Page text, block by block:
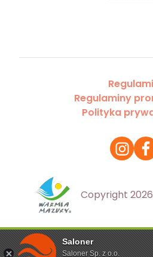
Saloner
Saloner Sp. z o.o.
Ta strona korzysta z plików
Regulaminy
Polityka
Copyright 2026